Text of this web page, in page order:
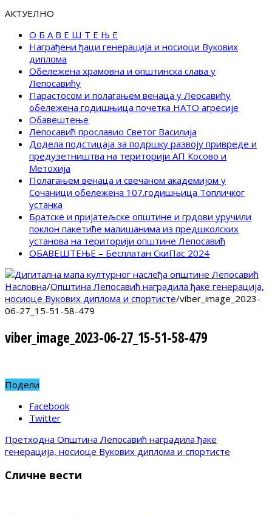
АКТУЕЛНО
О Б А В Е Ш Т Е Њ Е
Награђени ђаци генерација и носиоци Вукових
диплома
Обележена храмовна и општинска слава у
Лепосавићу
Парастосом и полагањем венаца у Леосавићу
обележена годишњица почетка НАТО агресије
Обавештење
Лепосавић прославио Светог Василија
Додела подстицаја за подршку развоју привреде и
предузетништва на територији АП Косово и
Метохија
Полагањем венаца и свечаном академијом у
Сочаници обележена 107.годишњица Топличког
устанка
Братске и пријатељске општине и грдови уручили
поклон пакетиће малишанима из предшколских
установа на територији општине Лепосавић
ОБАВЕШТЕЊЕ – Бесплатан СкиПас 2024
Насловна/Општина Лепосавић наградила ђаке генерација,
носиоце Вукових диплома и спортисте/viber_image_2023-
06-27_15-51-58-479
viber_image_2023-06-27_15-51-58-479
Подели
Facebook
Twitter
Претходна Општина Лепосавић наградила ђаке
генерација, носиоце Вукових диплома и спортисте
Сличне вести